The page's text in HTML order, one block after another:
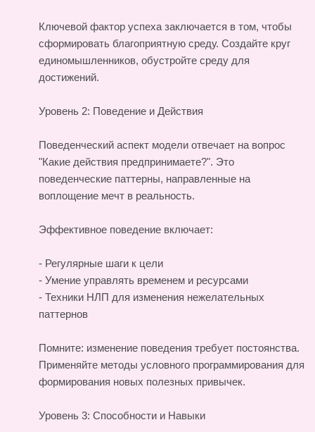
Ключевой фактор успеха заключается в том, чтобы
сформировать благоприятную среду. Создайте круг
единомышленников, обустройте среду для
достижений.
Уровень 2: Поведение и Действия
Поведенческий аспект модели отвечает на вопрос
"Какие действия предпринимаете?". Это
поведенческие паттерны, направленные на
воплощение мечт в реальность.
Эффективное поведение включает:
- Регулярные шаги к цели
- Умение управлять временем и ресурсами
- Техники НЛП для изменения нежелательных
паттернов
Помните: изменение поведения требует постоянства.
Применяйте методы условного программирования для
формирования новых полезных привычек.
Уровень 3: Способности и Навыки